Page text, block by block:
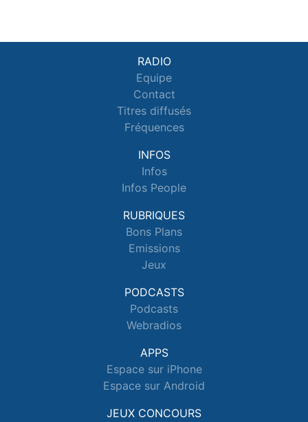
RADIO
Equipe
Contact
Titres diffusés
Fréquences
INFOS
Infos
Infos People
RUBRIQUES
Bons Plans
Emissions
Jeux
PODCASTS
Podcasts
Webradios
APPS
Espace sur iPhone
Espace sur Android
JEUX CONCOURS